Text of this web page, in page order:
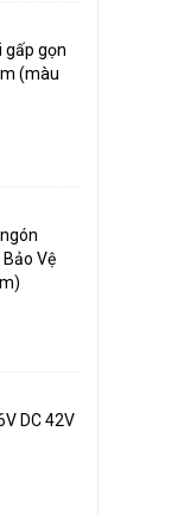
gấp gọn
(màu
Vệ
DC 42V